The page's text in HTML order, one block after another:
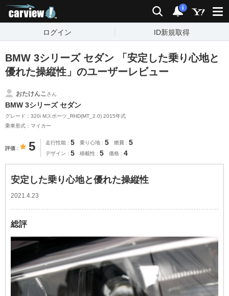
検索 通知
i
ログイン ID新規取得
BMW 3シリーズ セダン 「安定した乗り心地と
優れた操縦性」のユーザーレビュー
おたけんこ さん
BMW 3シリーズ セダン
グレード：320i Mスポーツ_RHD(MT_2.0) 2015年式
乗車形式：マイカー
評価 5 走行性能 5 乗り心地 5 燃費 5
デザイン 5 積載性 5 価格 4
安定した乗り心地と優れた操縦性
2021.4.23
総評